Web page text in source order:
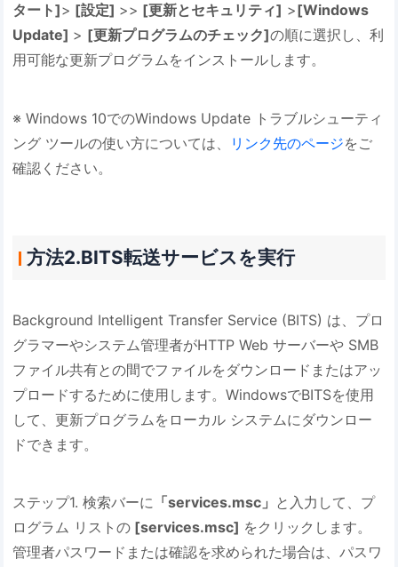
タート]> [設定] >> [更新とセキュリティ] >[Windows
Update] > [更新プログラムのチェック]の順に選択し、利
用可能な更新プログラムをインストールします。
※ Windows 10でのWindows Update トラブルシューティ
ング ツールの使い方については、
リンク先のページをご
確認ください。
方法2.BITS転送サービスを実行
Background Intelligent Transfer Service (BITS) は、プロ
グラマーやシステム管理者がHTTP Web サーバーや SMB
ファイル共有との間でファイルをダウンロードまたはアッ
プロードするために使用します。WindowsでBITSを使用
して、更新プログラムをローカル システムにダウンロー
ドできます。
ステップ1. 検索バーに 「services.msc」 と入力して、プ
ログラム リストの [services.msc] をクリックします。
管理者パスワードまたは確認を求められた場合は、パスワ